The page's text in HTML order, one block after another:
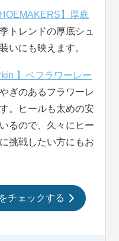
】厚底
トレンドの厚底シュ
いにも映えます。
】ベフラワーレー
ぎのあるフラワーレ
。ヒールも太めの安
るので、久々にヒー
挑戦したい方にもお
チェックする